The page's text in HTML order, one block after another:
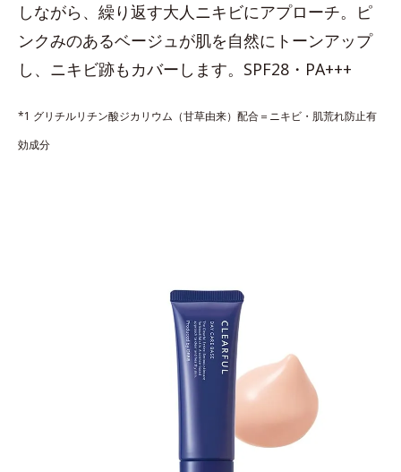
しながら、繰り返す大人ニキビにアプローチ。ピ
ンクみのあるベージュが肌を自然にトーンアップ
し、ニキビ跡もカバーします。SPF28・PA+++
*1 グリチルリチン酸ジカリウム（甘草由来）配合＝ニキビ・肌荒れ防止有
効成分